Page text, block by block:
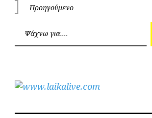
Πλοήγηση
άρθρων
Προηγούμενο